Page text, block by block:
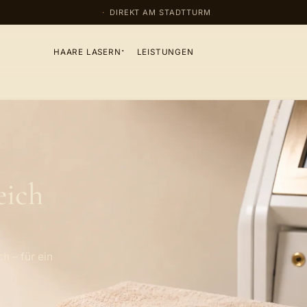
DIREKT AM STADTTURM
HAARE LASERN LEISTUNGEN
– für ein